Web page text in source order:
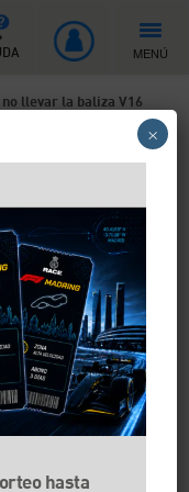
MENÚ
llevar la baliza V16
por no
a la DGT es
sustituye a los
qué
si utilizas una
válida.
hasta
×